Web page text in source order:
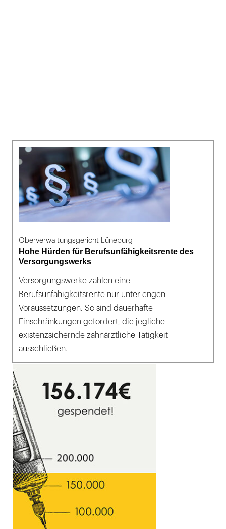
Oberverwaltungsgericht Lüneburg
Hohe Hürden für Berufsunfähigkeitsrente des
Versorgungswerks
Versorgungswerke zahlen eine
Berufsunfähigkeitsrente nur unter engen
Voraussetzungen. So sind dauerhafte
Einschränkungen gefordert, die jegliche
existenzsichernde zahnärztliche Tätigkeit
ausschließen.